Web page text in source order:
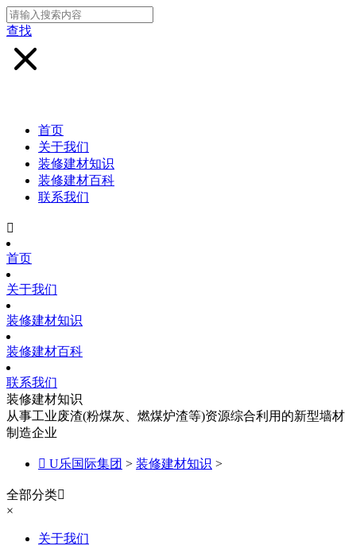
查找
首页
关于我们
装修建材知识
装修建材百科
联系我们

首页
关于我们
装修建材知识
装修建材百科
联系我们
装修建材知识
从事工业废渣(粉煤灰、燃煤炉渣等)资源综合利用的新型墙材
制造企业
 U乐国际集团 > 装修建材知识 >
全部分类
×
关于我们